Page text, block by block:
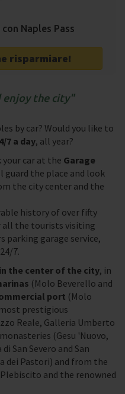
Naples Pass
risparmiare!
enjoy the city
by car? Would you like to
7 a day, all year?
your car at the Garage
the place and look
the city center and the
history of over fifty
all the tourists visiting
parking garage service,
7.
the center of the city, in
(Molo Beverello and
port (Molo
prestigious
Reale, Galleria Umberto
(Gesu 'Nuovo,
San Severo and San
dei Pastori) and from the
and the renowned